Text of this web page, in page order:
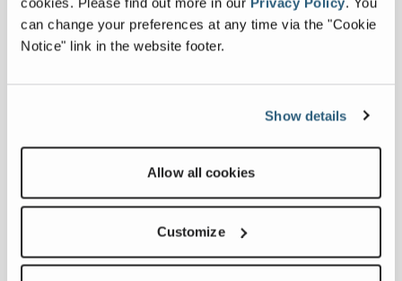
can change your preferences at any time via the "Cookie
Notice" link in the website footer.
Show details
Allow all cookies
Customize
<
Franna refuerza su
Medio con el
nombramiento de un
responsable regional de
julio 09, 2026
ARTÍCULO COMPLETO